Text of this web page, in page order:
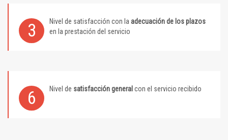
3 Nivel de satisfacción con la adecuación de los plazos
en la prestación del servicio
6 Nivel de satisfacción general con el servicio recibido